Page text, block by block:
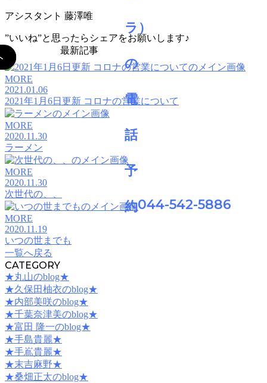
044-542-5886
アシスタント 藤澤唯
”いいね”と思ったらシェアをお願いします♪
最新記事
MORE
2021.01.06
2021年1月6日更新 コロナの営業について
MORE
2020.11.30
ラーメン
MORE
2020.11.30
次世代の、、
MORE
2020.11.19
いつの世までも
一覧へ戻る
CATEGORY
★丸山のblog★
★久保田柚衣のblog★
★内部美咲のblog★
★千葉奈津美のblog★
★富田 隆一のblog★
★手島貴麗★
★手嶌貴麗★
★末吉麻野★
★桑畑正太のblog★